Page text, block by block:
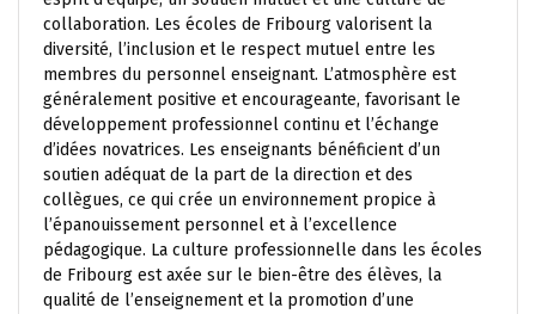
collaboration. Les écoles de Fribourg valorisent la
diversité, l’inclusion et le respect mutuel entre les
membres du personnel enseignant. L’atmosphère est
généralement positive et encourageante, favorisant le
développement professionnel continu et l’échange
d’idées novatrices. Les enseignants bénéficient d’un
soutien adéquat de la part de la direction et des
collègues, ce qui crée un environnement propice à
l’épanouissement personnel et à l’excellence
pédagogique. La culture professionnelle dans les écoles
de Fribourg est axée sur le bien-être des élèves, la
qualité de l’enseignement et la promotion d’une